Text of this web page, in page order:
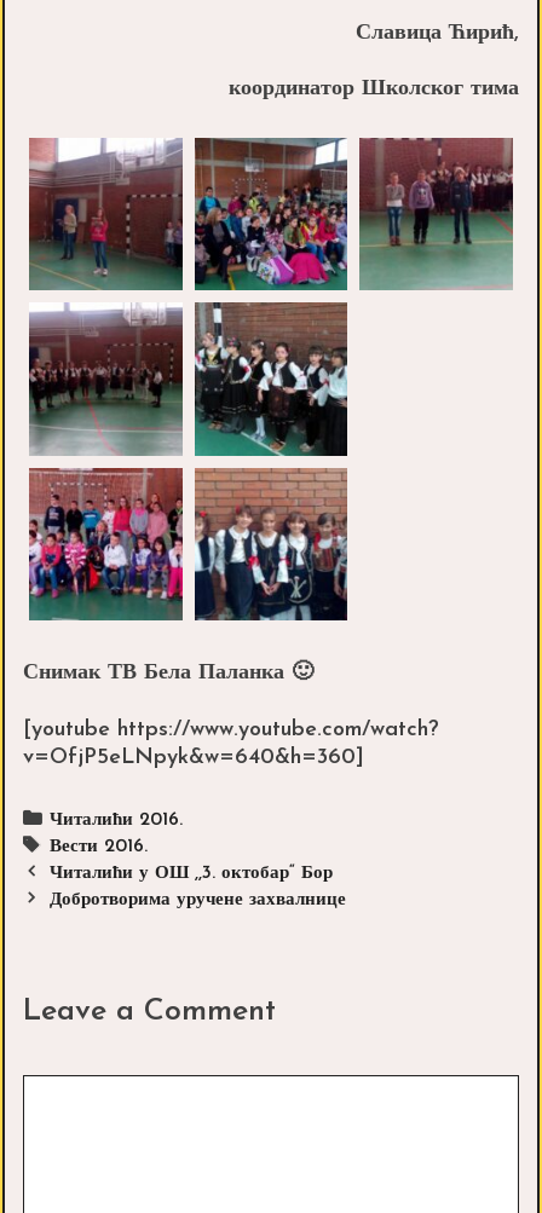
Славица Ћирић,
координатор Школског тима
Снимак ТВ Бела Паланка 🙂
[youtube https://www.youtube.com/watch?
v=OfjP5eLNpyk&w=640&h=360]
Categories
Читалићи 2016.
Tags
Вести 2016.
Post
navigation
Читалићи у ОШ ,,3. октобар“ Бор
Добротворима уручене захвалнице
Leave a Comment